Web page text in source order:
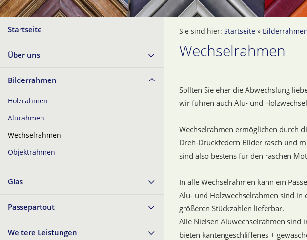
Startseite
Über uns
Bilderrahmen
Holzrahmen
Alurahmen
Wechselrahmen
Objektrahmen
Glas
Passepartout
Weitere Leistungen
Sie sind hier: Startseite » Bilderrahmen
Wechselrahmen
Sollten Sie eher die Abwechslung
wir führen auch Alu- und
Wechselrahmen ermöglichen durch
Dreh-Druckfedern Bilder rasch und
sind also bestens für den raschen
In alle Wechselrahmen kann ein
Alu- und Holzwechselrahmen sind
größeren Stückzahlen lieferbar.
Alle Nielsen Aluwechselrahmen sind
bieten kantengeschliffenes +